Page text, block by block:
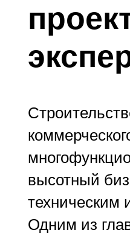
высотный
техническим
Одним из